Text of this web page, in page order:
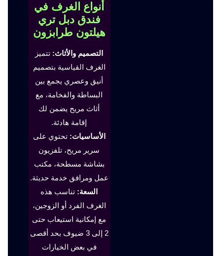
أنواع الغرف في
فندق دبل تري
هيلتون طرابزون
التصميم والأثاث: تتميز
الغرف القياسية بتصميم
أنيق وعصري يجمع بين
البساطة والفخامة، مع
أثاث مريح يضمن لك
إقامة هادئة.
الأساسيات: تحتوي على
سرير مريح، تلفزيون
بشاشة مسطحة، مكتب
عمل ومرافق خدمة حديثة.
السعة: تناسب هذه
الغرف الفرد أو الزوجين،
مع إمكانية استيعاب حتى
2 إلى 3 ضيوف بحد أقصى
في بعض الخيارات